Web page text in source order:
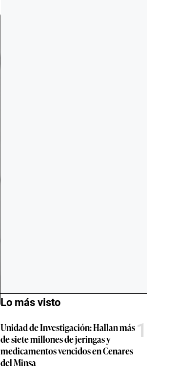
Lo más visto
Unidad de Investigación: Hallan más
de siete millones de jeringas y
medicamentos vencidos en Cenares
del Minsa
1